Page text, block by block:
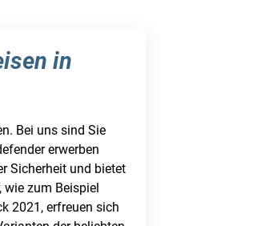
in
Bei uns sind Sie
erwerben
Sicherheit und bietet
zum Beispiel
2021, erfreuen sich